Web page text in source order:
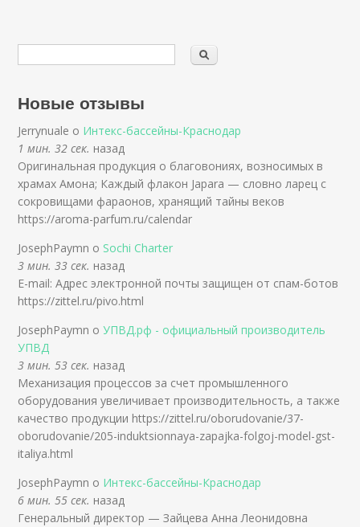
Новые отзывы
Jerrynuale о Интекс-бассейны-Краснодар
1 мин. 32 сек. назад
Оригинальная продукция о благовониях, возносимых в
храмах Амона; Каждый флакон Japara — словно ларец с
сокровищами фараонов, хранящий тайны веков
https://aroma-parfum.ru/calendar
JosephPaymn о Sochi Charter
3 мин. 33 сек. назад
E-mail: Адрес электронной почты защищен от спам-ботов
https://zittel.ru/pivo.html
JosephPaymn оУПВД.рф - официальный производитель
УПВД
3 мин. 53 сек. назад
Механизация процессов за счет промышленного
оборудования увеличивает производительность, а также
качество продукции https://zittel.ru/oborudovanie/37-
oborudovanie/205-induktsionnaya-zapajka-folgoj-model-gst-
italiya.html
JosephPaymn о Интекс-бассейны-Краснодар
6 мин. 55 сек. назад
Генеральный директор — Зайцева Анна Леонидовна